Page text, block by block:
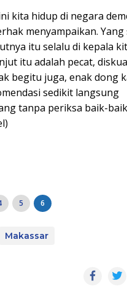
kita hidup di negara
menyampaikan.
itu selalu di kepala
itu adalah pecat,
begitu juga, enak dong
sedikit langsung
tanpa periksa baik-
5 6
Makassar